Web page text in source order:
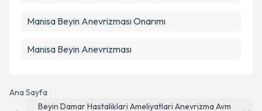
Ana Sayfa
Beyin Damar Hastaliklari Ameliyatlari Anevrizma Avm
Manisa Beyin Anevrizması Onarımı
Manisa Beyin Anevrizması